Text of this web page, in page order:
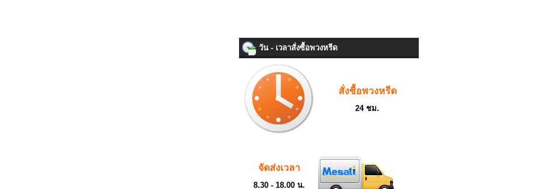
วัน - เวลาสั่งซื้อพวงหรีด
สั่งซื้อพวงหรีด
24 ชม.
จัดส่งเวลา
8.30 - 18.00 น.